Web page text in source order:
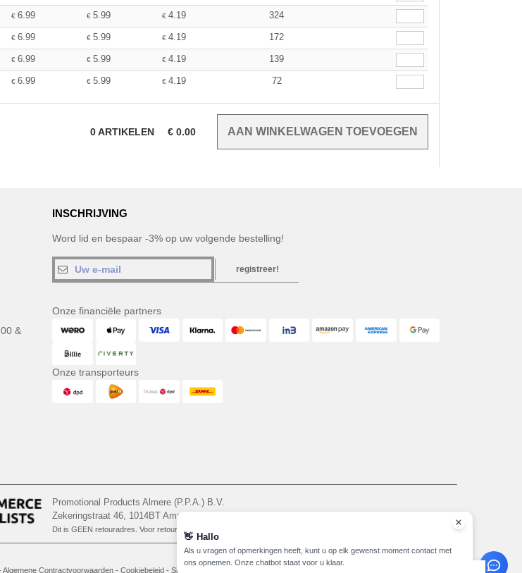
€ 6.99 € 5.99 € 4.19 324
€ 6.99 € 5.99 € 4.19 172
€ 6.99 € 5.99 € 4.19 139
€ 6.99 € 5.99 € 4.19 72
0ARTIKELEN € 0.00
&
INSCHRIJVING
Word lid en bespaar -3% op uw volgende bestelling!
registreer!
Onze financiële partners
Onze transporteurs
Promotional Products Almere (P.P.A.) B.V.
Zekeringstraat 46, 1014BT Amsterdam - VAT NL 005596191B03 - KvK 39066321
Dit is GEEN retouradres. Voor retourzending, zie hier
Algemene Contractvoorwaarden- Cookiebeleid - Site Map
👋 Hallo
Als u vragen of opmerkingen heeft, kunt u op elk gewenst moment contact met
ons opnemen. Onze chatbot staat voor u klaar.